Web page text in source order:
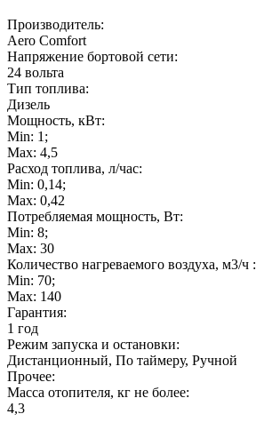
Производитель:
Aero Comfort
Напряжение бортовой сети:
24 вольта
Тип топлива:
Дизель
Мощность, кВт:
Min: 1;
Max: 4,5
Расход топлива, л/час:
Min: 0,14;
Max: 0,42
Потребляемая мощность, Вт:
Min: 8;
Max: 30
Количество нагреваемого воздуха, м3/ч :
Min: 70;
Max: 140
Гарантия:
1 год
Режим запуска и остановки:
Дистанционный, По таймеру, Ручной
Прочее:
Масса отопителя, кг не более:
4,3